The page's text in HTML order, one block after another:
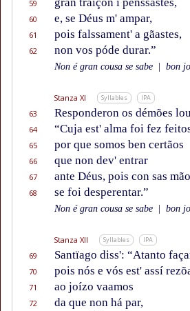
59
60
e, se Déus m' ampar,
61
pois falssament' a gãastes,
62
non vos póde durar.”
Non é gran cousa se sabe
bon
Stanza XI Syllables IPA
63 Responderon os démões
64
“Cuja est' alma foi fez
65
por que somos ben certãos
66
que non dev' entrar
67
ante Déus, pois con sas
68
se foi desperentar.”
Non é gran cousa se sabe
bon
Stanza XII Syllables IPA
69 Santïago diss': “Atanto
70
pois nós e vós est' assí
71
ao joízo vaamos
72
da que non há par,